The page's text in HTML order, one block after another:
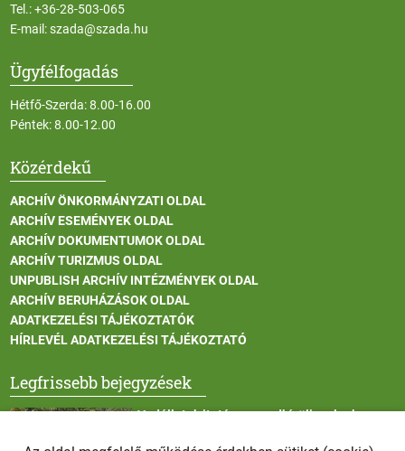
Tel.:+36-28-503-065
E-mail:szada@szada.hu
Ügyfélfogadás
Hétfő-Szerda: 8.00-16.00
Péntek: 8.00-12.00
Közérdekű
ARCHÍV ÖNKORMÁNYZATI OLDAL
ARCHÍV ESEMÉNYEK OLDAL
ARCHÍV DOKUMENTUMOK OLDAL
ARCHÍV TURIZMUS OLDAL
UNPUBLISH ARCHÍV INTÉZMÉNYEK OLDAL
ARCHÍV BERUHÁZÁSOK OLDAL
ADATKEZELÉSI TÁJÉKOZTATÓK
HÍRLEVÉL ADATKEZELÉSI TÁJÉKOZTATÓ
Legfrissebb bejegyzések
Vadállatok itatása a rendkívüli melegben